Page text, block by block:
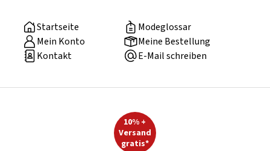
Startseite
Modeglossar
Mein Konto
Meine Bestellung
Kontakt
E-Mail schreiben
10% +
Versand
gratis*